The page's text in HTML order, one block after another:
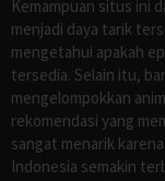
Kemampuan situs ini
menjadi daya tarik
mengetahui apakah
tersedia. Selain itu,
mengelompokkan
rekomendasi yang
sangat menarik
Indonesia semakin